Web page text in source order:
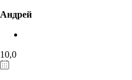
Андрей
10,0